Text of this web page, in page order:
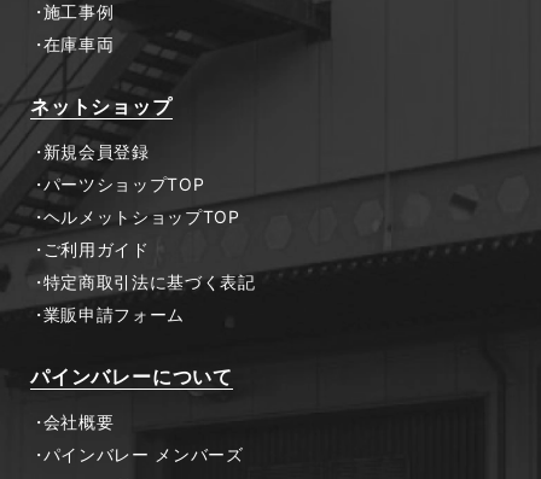
施工事例
在庫車両
ネットショップ
新規会員登録
パーツショップTOP
ヘルメットショップTOP
ご利用ガイド
特定商取引法に基づく表記
業販申請フォーム
パインバレーについて
会社概要
パインバレー メンバーズ